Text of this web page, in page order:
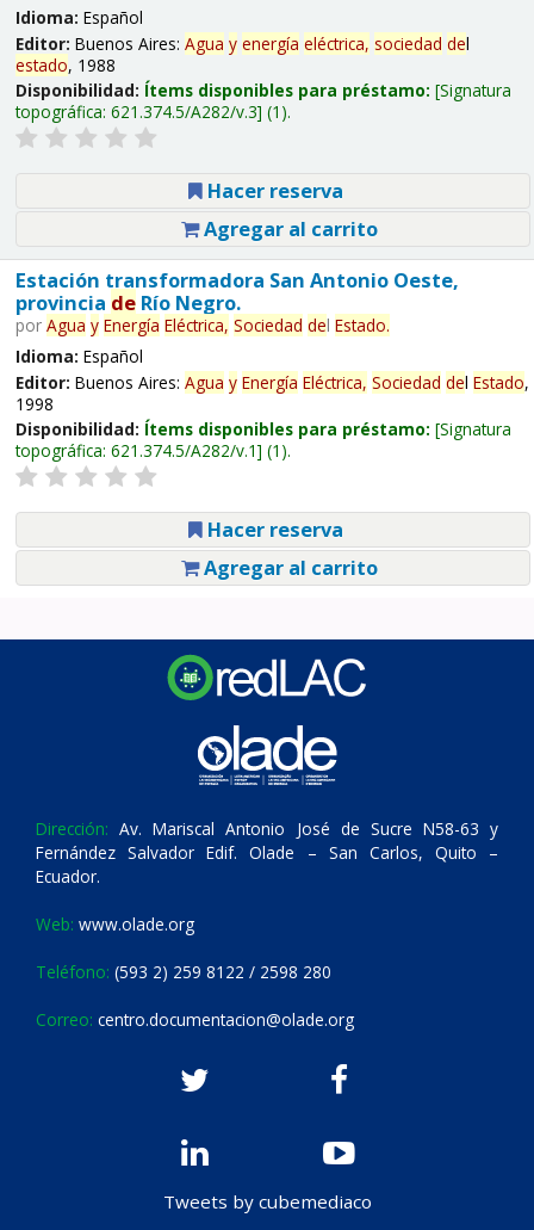
Idioma: Español
Editor: Buenos Aires: Agua y energía eléctrica, sociedad del
estado, 1988
Disponibilidad: Ítems disponibles para préstamo: Signatura
topográfica: 621.374.5/A282/v.3 (1).
Hacer reserva
Agregar al carrito
Estación transformadora San Antonio Oeste,
provincia deRío Negro.
por Agua y Energía Eléctrica, Sociedad del Estado.
Idioma: Español
Editor: Buenos Aires: Agua y Energía Eléctrica, Sociedad del Estado,
1998
Disponibilidad: Ítems disponibles para préstamo: Signatura
topográfica: 621.374.5/A282/v.1 (1).
Hacer reserva
Agregar al carrito
Dirección: Av. Mariscal Antonio José de Sucre N58-63 y
Fernández Salvador Edif. Olade – San Carlos, Quito –
Ecuador.
Web: www.olade.org
Teléfono: (593 2) 259 8122 / 2598 280
Correo: centro.documentacion@olade.org
Tweets by cubemediaco